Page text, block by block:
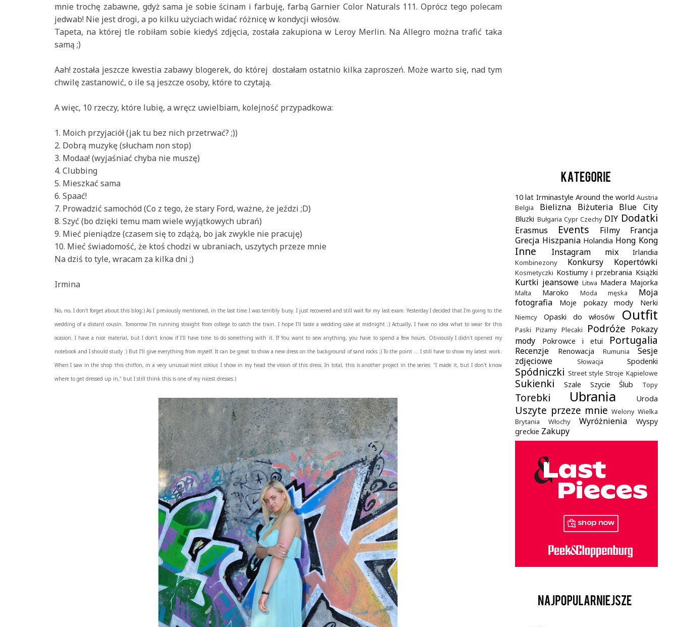
mnie trochę zabawne, gdyż sama je sobie ścinam i farbuję, farbą Garnier Color Naturals 111. Oprócz tego polecam
jedwab! Nie jest drogi, a po kilku użyciach widać różnicę w kondycji włosów.
Tapeta, na której tle robiłam sobie kiedyś zdjęcia, została zakupiona w Leroy Merlin. Na Allegro można trafić taka
samą ;)
Aah! została jeszcze kwestia zabawy blogerek, do której dostałam ostatnio kilka zaproszeń. Może warto się, nad tym
chwilę zastanowić, o ile są jeszcze osoby, które to czytają.
A więc, 10 rzeczy, które lubię, a wręcz uwielbiam, kolejność przypadkowa:
1. Moich przyjaciół (jak tu bez nich przetrwać? ;))
2. Dobrą muzykę (słucham non stop)
3. Modaa! (wyjaśniać chyba nie muszę)
4. Clubbing
5. Mieszkać sama
6. Spaać!
7. Prowadzić samochód (Co z tego, że stary Ford, ważne, że jeździ ;D)
8. Szyć (bo dzięki temu mam wiele wyjątkowych ubrań)
9. Mieć pieniądze (czasem się to zdążą, bo jak zwykle nie pracuję)
10. Mieć świadomość, że ktoś chodzi w ubraniach, uszytych przeze mnie
Na dziś to tyle, wracam za kilka dni ;)
Irmina
No, no, I don't forget about this blog;)As I previously mentioned, in the last time I was terribly busy. I just recovered and still wait for my last exam. Yesterday I decided that I'm going to the
wedding of a distant cousin. Tomorrow I'm running straight from college to catch the train. I hope I'll taste a wedding cake at midnight ;) Actually, I have no idea what to wear for this
ocasion. I have a nice material, but I don't know if I'll have time to do something with it. If You want to sew anything, you have to spend a few hours. Obviously I didn't opened my
notebook and I should study :) But I'll give everything from myself. It can be great to show a new dress on the background of sand rocks ;) To the point ... I still have to show my latest work.
When I saw in the shop this chiffon, in a very unusual mint colour, I show in my head the vision of this dress.In total, this is another project in the series: "I made it, but I don't know
where to get dressed up in," but I still think this is one of my nicest dresses:)
.
10 lat Irminastyle Around the world Austria
Belgia
Bielizna Biżuteria Blue City
Bluzki Bułgaria Cypr Czechy DIY Dodatki
Erasmus Events Filmy
Francja
Grecja Hiszpania Holandia Hong Kong
Inne Instagram mix Irlandia
Kombinezony Konkursy Kopertówki
Kosmetyczki Kostiumy i przebrania Książki
Kurtki jeansowe Litwa Madera Majorka
Malta Maroko Moda męska
Moja
fotografia
Moje pokazy mody Nerki
Niemcy Opaski do włosów Outfit
Paski Piżamy Plecaki Podróże Pokazy
mody
Pokrowce i etui Portugalia
Recenzje Renowacja Rumunia
Sesje
zdjęciowe
Słowacja Spodenki
Spódniczki Street style Stroje Kąpielowe
Sukienki Szale Szycie Ślub Topy
Torebki Ubrania Uroda
Uszyte przeze mnie Welony Wielka
Brytania
Włochy Wyróżnienia
Wyspy
greckie Zakupy